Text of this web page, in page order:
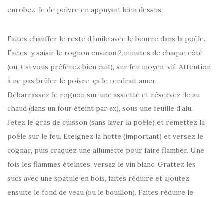
enrobez-le de poivre en appuyant bien dessus.
Faites chauffer le reste d’huile avec le beurre dans la poêle.
Faites-y saisir le rognon environ 2 minutes de chaque côté
(ou + si vous préférez bien cuit), sur feu moyen-vif. Attention
à ne pas brûler le poivre, ça le rendrait amer.
Débarrassez le rognon sur une assiette et réservez-le au
chaud (dans un four éteint par ex), sous une feuille d’alu.
Jetez le gras de cuisson (sans laver la poêle) et remettez la
poêle sur le feu. Eteignez la hotte (important) et versez le
cognac, puis craquez une allumette pour faire flamber. Une
fois les flammes éteintes, versez le vin blanc. Grattez les
sucs avec une spatule en bois, faites réduire et ajoutez
ensuite le fond de veau (ou le bouillon). Faites réduire le